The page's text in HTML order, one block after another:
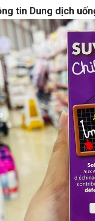
tin Dung dịch